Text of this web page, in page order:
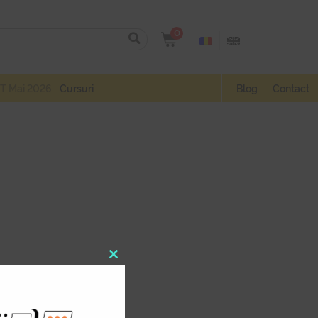
0
Cursuri Contact
Blog
Close